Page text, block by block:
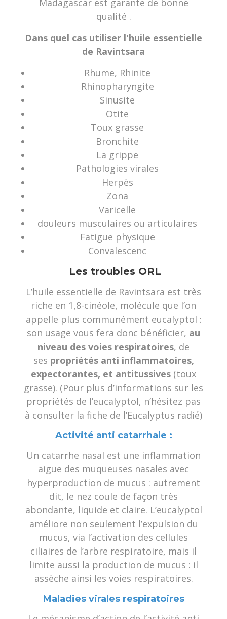
Madagascar est garante de bonne
qualité .
Dans quel cas utiliser l'huile essentielle
de Ravintsara
Rhume, Rhinite
Rhinopharyngite
Sinusite
Otite
Toux grasse
Bronchite
La grippe
Pathologies virales
Herpès
Zona
Varicelle
douleurs musculaires ou articulaires
Fatigue physique
Convalescenc
Les troubles ORL
L’huile essentielle de Ravintsara est très
riche en 1,8-cinéole, molécule que l’on
appelle plus communément eucalyptol :
son usage vous fera donc bénéficier, au
niveau des voies respiratoires, de
ses propriétés anti inflammatoires,
expectorantes, et antitussives (toux
grasse). (Pour plus d’informations sur les
propriétés de l’eucalyptol, n’hésitez pas
à consulter la fiche de l’Eucalyptus radié)
Activité anti catarrhale :
Un catarrhe nasal est une inflammation
aigue des muqueuses nasales avec
hyperproduction de mucus : autrement
dit, le nez coule de façon très
abondante, liquide et claire. L’eucalyptol
améliore non seulement l’expulsion du
mucus, via l’activation des cellules
ciliaires de l’arbre respiratoire, mais il
limite aussi la production de mucus : il
assèche ainsi les voies respiratoires.
Maladies virales respiratoires